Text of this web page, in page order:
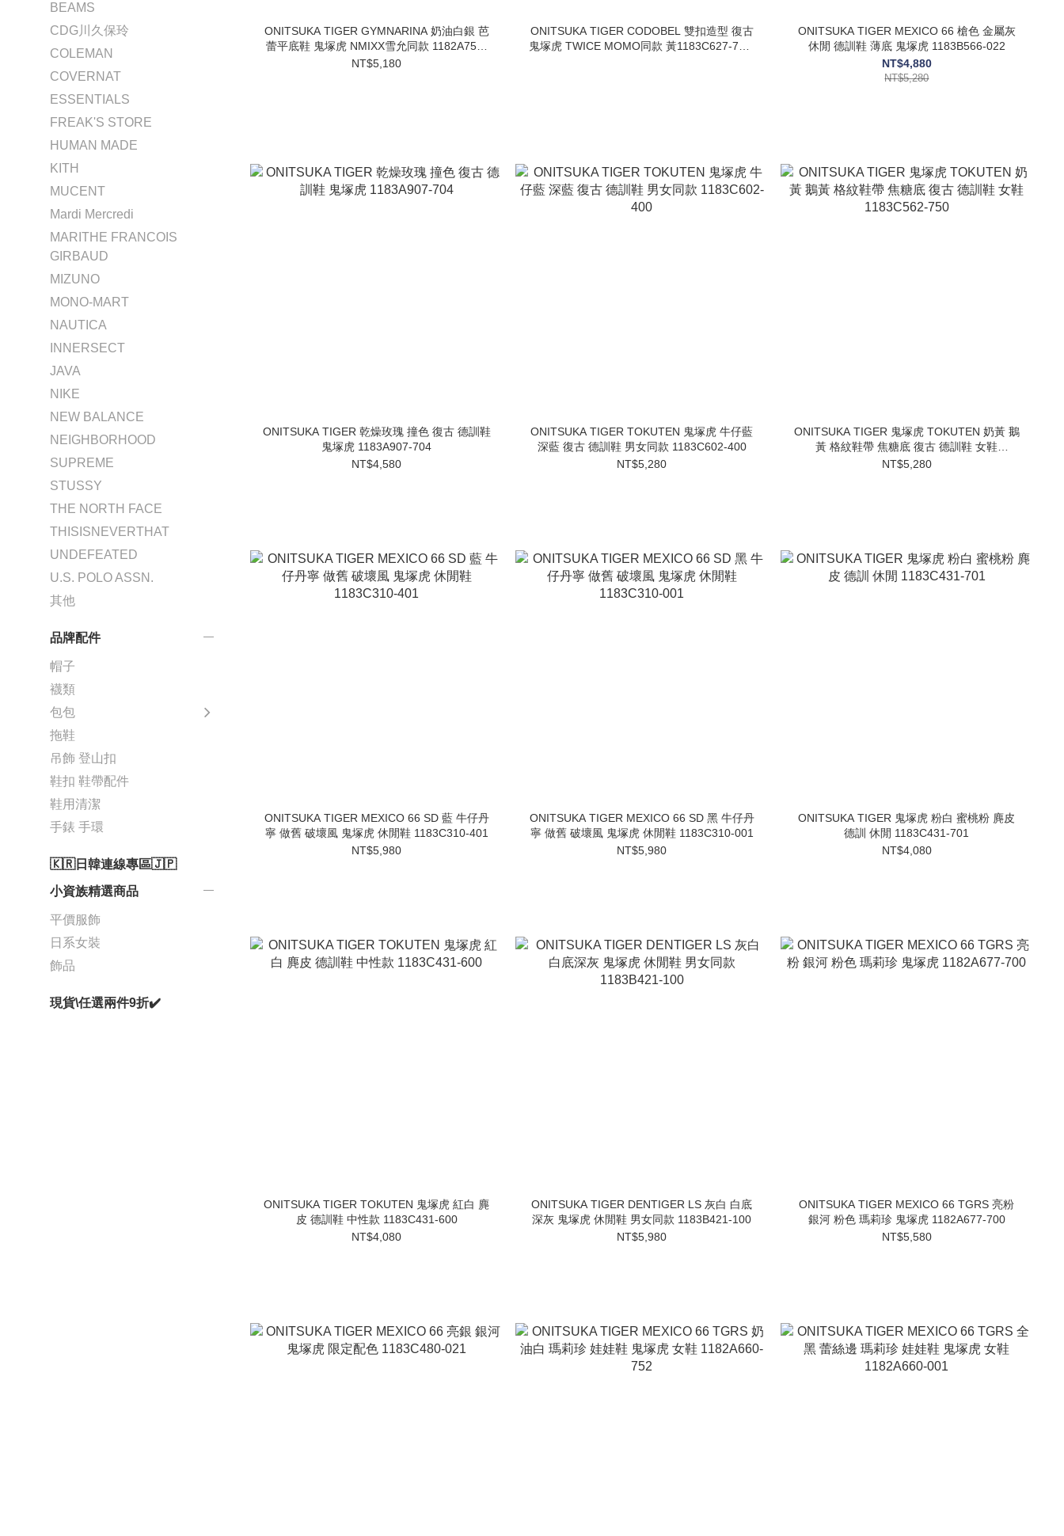
BEAMS
CDG川久保玲
COLEMAN
COVERNAT
ESSENTIALS
FREAK'S STORE
HUMAN MADE
KITH
MUCENT
Mardi Mercredi
MARITHE FRANCOIS
GIRBAUD
MIZUNO
MONO-MART
NAUTICA
INNERSECT
JAVA
NIKE
NEW BALANCE
NEIGHBORHOOD
SUPREME
STUSSY
THE NORTH FACE
THISISNEVERTHAT
UNDEFEATED
U.S. POLO ASSN.
其他
品牌配件
帽子
襪類
包包
拖鞋
吊飾 登山扣
鞋扣 鞋帶配件
鞋用清潔
手錶 手環
🇰🇷日韓連線專區🇯🇵
小資族精選商品
平價服飾
日系女裝
飾品
現貨\任選兩件9折✔️
ONITSUKA TIGER GYMNARINA 奶油白銀 芭
蕾平底鞋 鬼塚虎 NMIXX雪允同款 1182A754-
020
NT$5,180
ONITSUKA TIGER CODOBEL 雙扣造型 復古
鬼塚虎 TWICE MOMO同款 黃1183C627-750/
ONITSUKA TIGER MEXICO 66 槍色 金屬灰
休閒 德訓鞋 薄底 鬼塚虎 1183B566-022
NT$4,880
NT$5,280
ONITSUKA TIGER 乾燥玫瑰 撞色 復古 德訓鞋
鬼塚虎 1183A907-704
NT$4,580
ONITSUKA TIGER TOKUTEN 鬼塚虎 牛仔藍
深藍 復古 德訓鞋 男女同款 1183C602-400
NT$5,280
ONITSUKA TIGER 鬼塚虎 TOKUTEN 奶黃 鵝
黃 格紋鞋帶 焦糖底 復古 德訓鞋 女鞋
1183C562-750
NT$5,280
ONITSUKA TIGER MEXICO 66 SD 藍 牛仔丹
寧 做舊 破壞風 鬼塚虎 休閒鞋 1183C310-401
NT$5,980
ONITSUKA TIGER MEXICO 66 SD 黑 牛仔丹
寧 做舊 破壞風 鬼塚虎 休閒鞋 1183C310-001
NT$5,980
ONITSUKA TIGER 鬼塚虎 粉白 蜜桃粉 麂皮
德訓 休閒 1183C431-701
NT$4,080
ONITSUKA TIGER TOKUTEN 鬼塚虎 紅白 麂
皮 德訓鞋 中性款 1183C431-600
NT$4,080
ONITSUKA TIGER DENTIGER LS 灰白 白底
深灰 鬼塚虎 休閒鞋 男女同款 1183B421-100
NT$5,980
ONITSUKA TIGER MEXICO 66 TGRS 亮粉
銀河 粉色 瑪莉珍 鬼塚虎 1182A677-700
NT$5,580